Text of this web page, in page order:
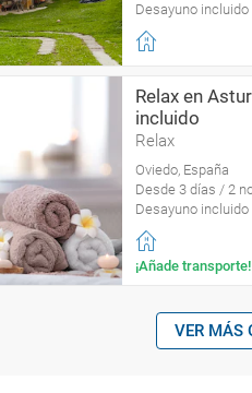
Desayuno incluido
Relax en
incluido
Relax
Oviedo, España
Desde 3 días / 2
Desayuno incluido
¡Añade transporte!
VER MÁS